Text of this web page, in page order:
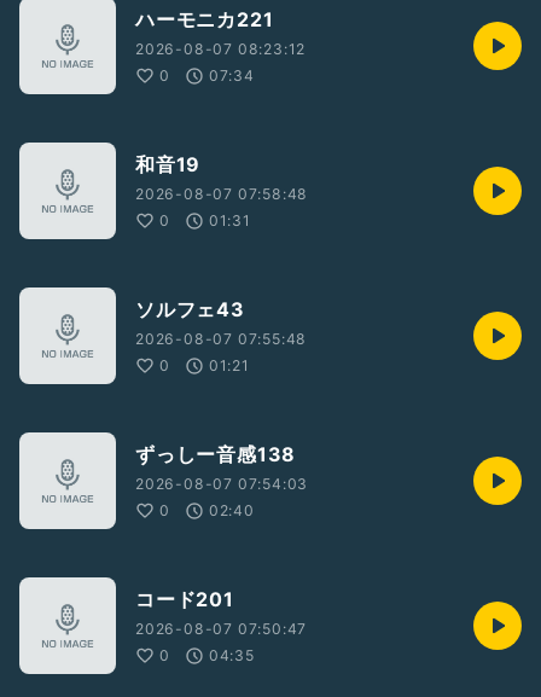
ハーモニカ221
2026-08-07 08:23:12
0
07:34
和音19
2026-08-07 07:58:48
0
01:31
ソルフェ43
2026-08-07 07:55:48
0
01:21
ずっしー音感138
2026-08-07 07:54:03
0
02:40
コード201
2026-08-07 07:50:47
0
04:35